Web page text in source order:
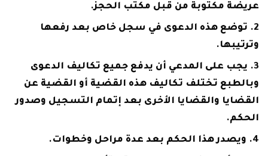
عريضة مكتوبة من قبل مكتب الحجز.
توضع هذه الدعوى في سجل خاص بعد رفعها
وترتيبها.
يجب على المدعي أن يدفع جميع تكاليف الدعوى
وبالطبع تختلف تكاليف هذه القضية أو القضية عن
القضايا والقضايا الأخرى بعد إتمام التسجيل وصدور
الحكم.
ويصدر هذا الحكم بعد عدة مراحل وخطوات.